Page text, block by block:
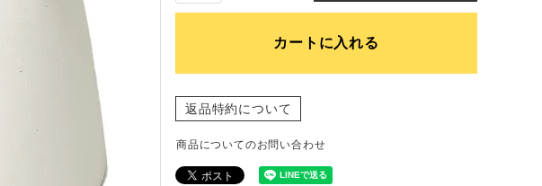
カートに入れる
返品特約について
商品についてのお問い合わせ